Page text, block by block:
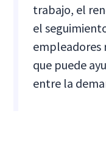
trabajo, el
el
empleadores
que puede
entre la